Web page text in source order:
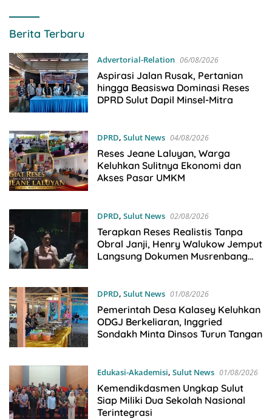
CYBERSULUT.NET
Berita Terbaru
Advertorial-Relation 06/08/2026
Aspirasi Jalan Rusak, Pertanian
hingga Beasiswa Dominasi Reses
DPRD Sulut Dapil Minsel-Mitra
DPRD, Sulut News 04/08/2026
Reses Jeane Laluyan, Warga
Keluhkan Sulitnya Ekonomi dan
Akses Pasar UMKM
DPRD, Sulut News 02/08/2026
Terapkan Reses Realistis Tanpa
Obral Janji, Henry Walukow Jemput
Langsung Dokumen Musrenbang
DPRD, Sulut News 01/08/2026
Pemerintah Desa Kalasey Keluhkan
ODGJ Berkeliaran, Inggried
Sondakh Minta Dinsos Turun Tangan
Edukasi-Akademisi, Sulut News 01/08/2026
Kemendikdasmen Ungkap Sulut
Siap Miliki Dua Sekolah Nasional
Terintegrasi